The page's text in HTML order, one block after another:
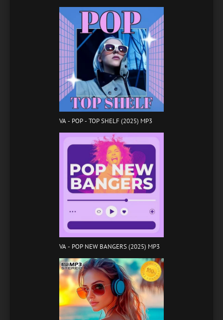
VA - POP - TOP SHELF (2025) MP3
VA - POP NEW BANGERS (2025) MP3